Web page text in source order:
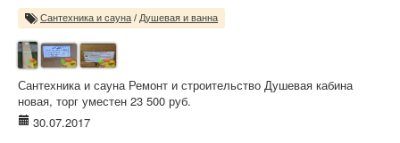
Сантехника и сауна / Душевая и ванна
Сантехника и сауна Ремонт и строительство Душевая кабина
новая, торг уместен 23 500 руб.
30.07.2017